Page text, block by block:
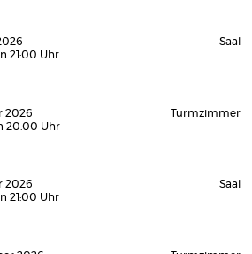
21:00 Uhr
Saal
2026
20:00 Uhr
Turmzimmer
2026
21:00 Uhr
Saal